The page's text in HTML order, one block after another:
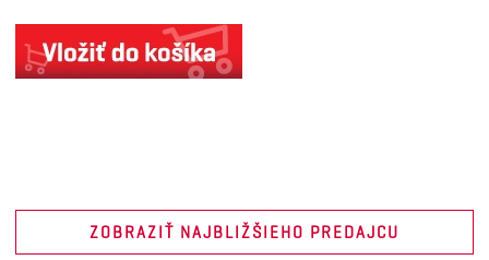
ZOBRAZIŤ NAJBLIŽŠIEHO PREDAJCU